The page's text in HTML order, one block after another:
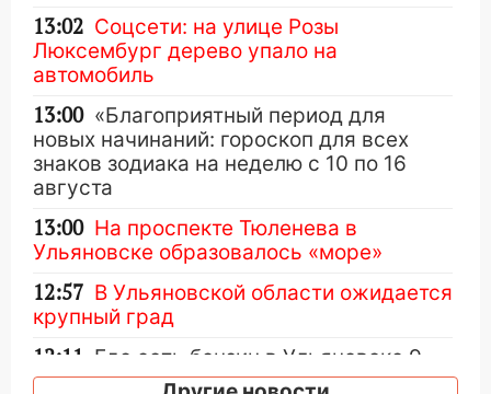
13:02 Соцсети: на улице Розы
Люксембург дерево упало на
автомобиль
13:00 «Благоприятный период для
новых начинаний: гороскоп для всех
знаков зодиака на неделю с 10 по 16
августа
13:00 На проспекте Тюленева в
Ульяновске образовалось «море»
12:57 В Ульяновской области ожидается
крупный град
12:11
Где есть бензин в Ульяновске 9
августа: список АЗС